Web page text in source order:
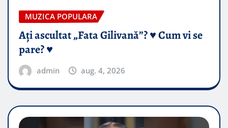
MUZICA POPULARA
Ați ascultat „Fata Gilivană”? ♥️ Cum vi se
pare? ♥️
admin aug. 4, 2026